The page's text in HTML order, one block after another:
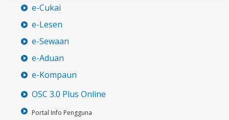
e-Cukai
e-Lesen
e-Sewaan
e-Aduan
e-Kompaun
OSC 3.0 Plus Online
Portal Info Pengguna